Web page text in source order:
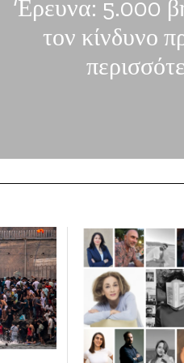
‘Ερευνα: 5.000
τον κίνδυνο